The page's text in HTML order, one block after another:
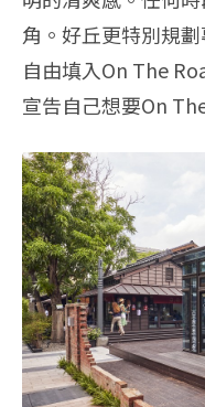
角。好丘更特別規
自由填入On The
宣告自己想要On